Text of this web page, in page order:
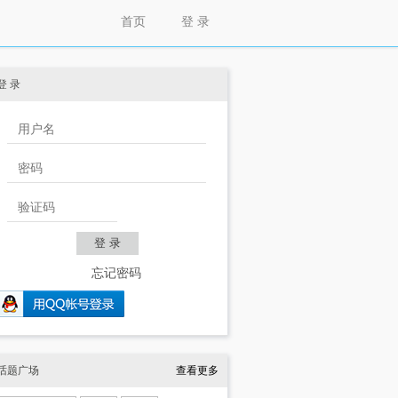
登 录
首页
录
忘记密码
题广场 查看更多